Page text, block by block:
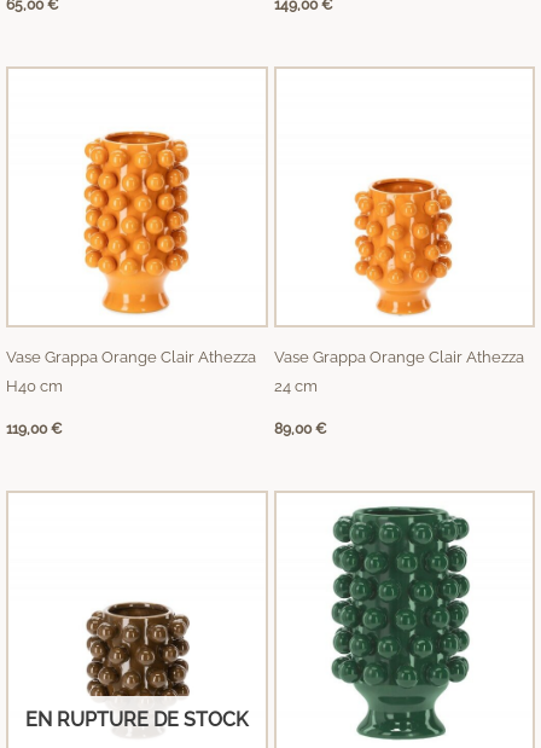
65,00€ 149,00€
Vase Grappa Orange Clair Athezza
H40 cm
119,00€
Vase Grappa Orange Clair Athezza
24 cm
89,00€
EN RUPTURE DE STOCK